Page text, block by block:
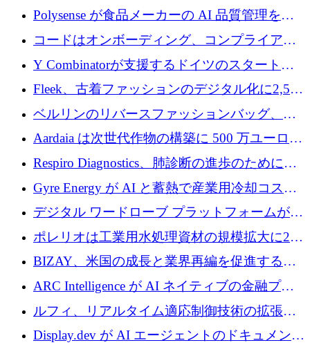
社という記録を目の当たりにし、涙を流すハ
ンブルク
Polysense が食品メーカーの AI 品質管理を拡
張するために 1,070 万ドルを調達
コードはオンボーディング、コンプライアン
ス、支払いを統合するために 640 万ポンドを
Y Combinatorが支援するドイツのスタートア
ップFintoが340万ドルを調達、シリコンバレ
ーではなくミュンヘンを選んだと語る
Fleek、古着ファッションのデジタル化に2,500
万ドルを確保
ベルリンのリバースファッションバッグ、繊
維仕分け規模拡大に7桁の資金調達
Aardaia は次世代作物の構築に 500 万ユーロを
寄付
Respiro Diagnostics、肺診断の進歩のために
100 万ポンドを確保
Gyre Energy が AI と蓄熱で産業用冷却コスト
を削減するために 130 万ドルを調達
デジタル ワードローブ プラットフォームが
1,000 万人のユーザーに到達し、Whering が
700 万ドルを獲得
ポレリオは工業用水処理資材の規模拡大に240
万ユーロを確保
BIZAY、米国の成長と業界再編を促進するた
めに5,500万ドルを確保
ARC Intelligence が AI ネイティブの金融プラ
ットフォームを拡大するために 400 万ユーロ
ルフィ、リアルタイム適応制御技術の拡張に
810万ポンドを確保
Display.dev が AI エージェントのドキュメント